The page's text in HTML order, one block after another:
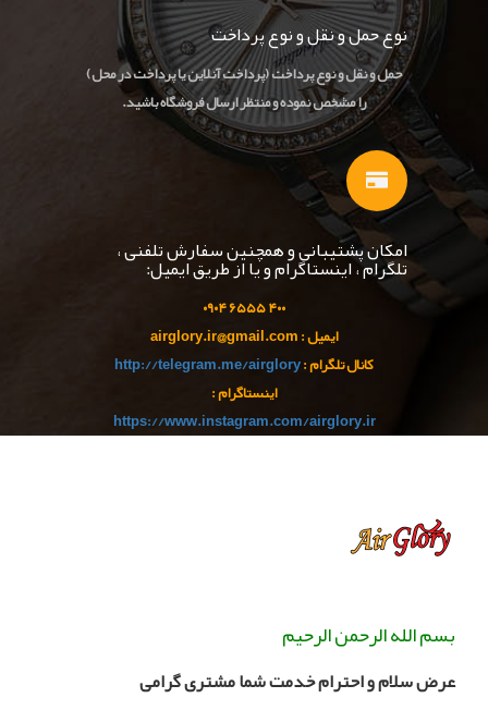
نوع حمل و نقل و نوع پرداخت
حمل و نقل و نوع پرداخت (پرداخت آنلاین یا پرداخت در محل)
را مشخص نموده و منتظر ارسال فروشگاه باشید.
امکان پشتیبانی و همچنین سفارش تلفنی ،
تلگرام ، اینستاگرام و یا از طریق ایمیل:
۴۰۰ ۶۵۵۵ ۰ ۹۰۴
ایمیل : airglory.ir@gmail.com
کانال تلگرام :http://telegram.me/airglory
اینستاگرام :
https://www.instagram.com/airglory.ir
بسم الله الرحمن الرحیم
عرض سلام و احترام خدمت شما مشتری گرامی